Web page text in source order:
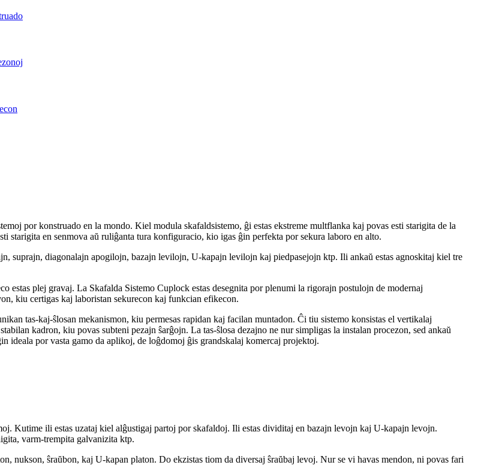
por konstruado en la mondo. Kiel modula skafaldsistemo, ĝi estas ekstreme multflanka kaj povas esti starigita de la
starigita en senmova aŭ ruliĝanta tura konfiguracio, kio igas ĝin perfekta por sekura laboro en alto.
suprajn, diagonalajn apogilojn, bazajn levilojn, U-kapajn levilojn kaj piedpasejojn ktp. Ili ankaŭ estas agnoskitaj kiel tre
estas plej gravaj. La Skafalda Sistemo Cuplock estas desegnita por plenumi la rigorajn postulojn de modernaj
kiu certigas kaj laboristan sekurecon kaj funkcian efikecon.
tas-kaj-ŝlosan mekanismon, kiu permesas rapidan kaj facilan muntadon. Ĉi tiu sistemo konsistas el vertikalaj
kadron, kiu povas subteni pezajn ŝarĝojn. La tas-ŝlosa dezajno ne nur simpligas la instalan procezon, sed ankaŭ
ideala por vasta gamo da aplikoj, de loĝdomoj ĝis grandskalaj komercaj projektoj.
Kutime ili estas uzataj kiel alĝustigaj partoj por skafaldoj. Ili estas dividitaj en bazajn levojn kaj U-kapajn levojn.
varm-trempita galvanizita ktp.
nukson, ŝraŭbon, kaj U-kapan platon. Do ekzistas tiom da diversaj ŝraŭbaj levoj. Nur se vi havas mendon, ni povas fari